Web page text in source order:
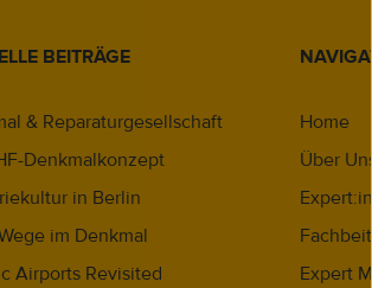
BEITRÄGE
& Reparaturgesellschaft
Denkmalkonzept
in Berlin
im Denkmal
Airports Revisited
Home
Über Uns
Expert